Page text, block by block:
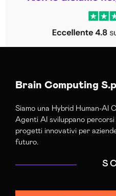
Brain Computing
Siamo una Hybrid Human-AI
Agenti AI sviluppano percorsi
progetti innovativi per
futuro.